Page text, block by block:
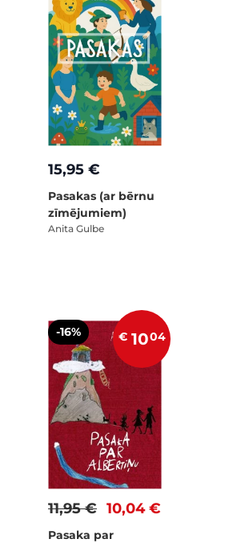
15,95 €
Pasakas (ar bērnu
zīmējumiem)
Anita Gulbe
-16% € 1004
10,04 €
11,95 €
Pasaka par